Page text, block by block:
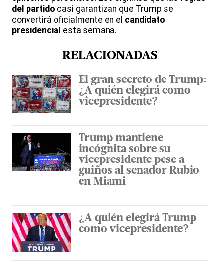
del partido casi garantizan que Trump se
convertirá oficialmente en el candidato
presidencial esta semana.
RELACIONADAS
El gran secreto de Trump:
¿A quién elegirá como
vicepresidente?
Trump mantiene
incógnita sobre su
vicepresidente pese a
guiños al senador Rubio
en Miami
¿A quién elegirá Trump
como vicepresidente?